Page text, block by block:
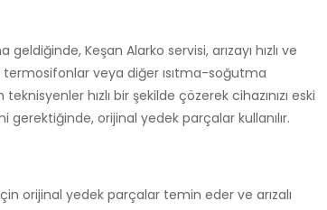
Keşan Alarko servisi, arızayı hızlı ve
veya diğer ısıtma-soğutma
hızlı bir şekilde çözerek cihazınızı eski
gerektiğinde, orijinal yedek parçalar kullanılır.
orijinal yedek parçalar temin eder ve arızalı